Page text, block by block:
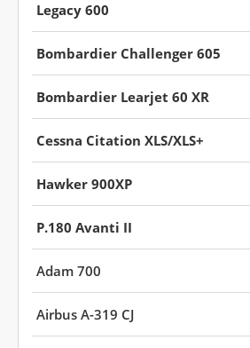
Legacy 600
Bombardier Challenger 605
Bombardier Learjet 60 XR
Cessna Citation XLS/XLS+
Hawker 900XP
P.180 Avanti II
Adam 700
Airbus А-319 CJ